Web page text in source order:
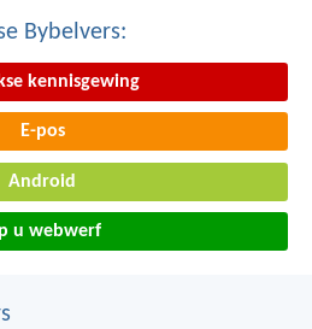
Bybelvers:
kennisgewing
E-pos
Android
u webwerf